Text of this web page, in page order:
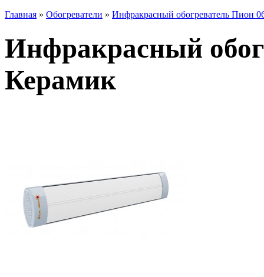
Главная » Обогреватели » Инфракрасный обогреватель Пион
Инфракрасный
Керамик